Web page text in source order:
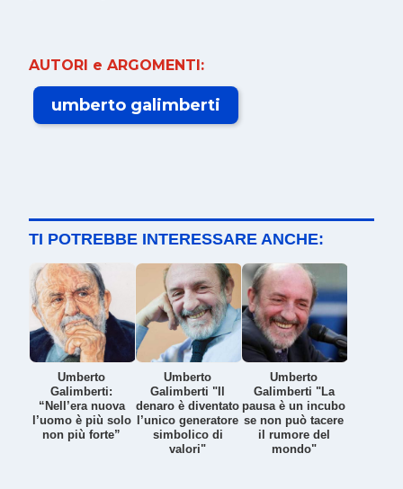
AUTORI e ARGOMENTI:
umberto galimberti
TI POTREBBE INTERESSARE ANCHE:
Umberto
Galimberti:
“Nell’era nuova
l’uomo è più solo
non più forte”
Umberto
Galimberti "Il
denaro è diventato
l’unico generatore
simbolico di
valori"
Umberto
Galimberti "La
pausa è un incubo
se non può tacere
il rumore del
mondo"